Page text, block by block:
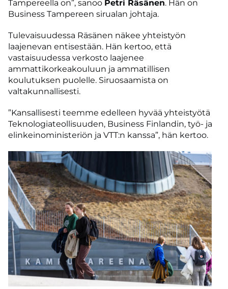
Tampereella on”, sanoo Petri Räsänen. Hän on
Business Tampereen sirualan johtaja.
Tulevaisuudessa Räsänen näkee yhteistyön
laajenevan entisestään. Hän kertoo, että
vastaisuudessa verkosto laajenee
ammattikorkeakouluun ja ammatillisen
koulutuksen puolelle. Siruosaamista on
valtakunnallisesti.
”Kansallisesti teemme edelleen hyvää yhteistyötä
Teknologiateollisuuden, Business Finlandin, työ- ja
elinkeinoministeriön ja VTT:n kanssa”, hän kertoo.